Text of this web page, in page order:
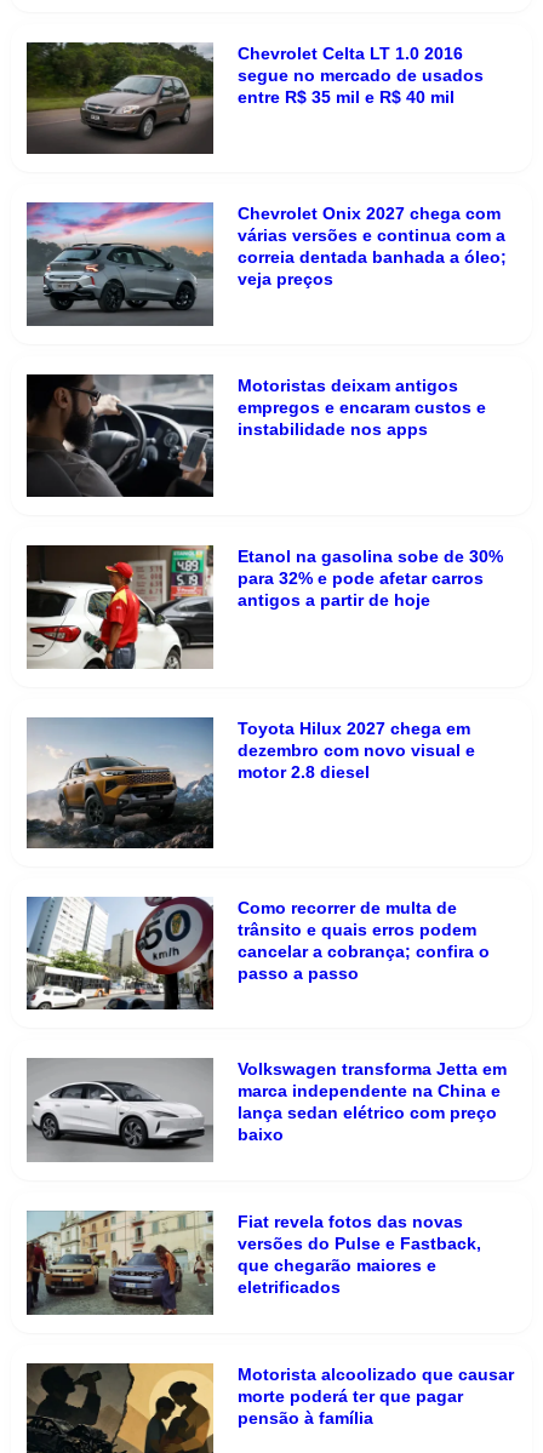
Chevrolet Celta LT 1.0 2016
segue no mercado de usados
entre R$ 35 mil e R$ 40 mil
Chevrolet Onix 2027 chega com
várias versões e continua com a
correia dentada banhada a óleo;
veja preços
Motoristas deixam antigos
empregos e encaram custos e
instabilidade nos apps
Etanol na gasolina sobe de 30%
para 32% e pode afetar carros
antigos a partir de hoje
Toyota Hilux 2027 chega em
dezembro com novo visual e
motor 2.8 diesel
Como recorrer de multa de
trânsito e quais erros podem
cancelar a cobrança; confira o
passo a passo
Volkswagen transforma Jetta em
marca independente na China e
lança sedan elétrico com preço
baixo
Fiat revela fotos das novas
versões do Pulse e Fastback,
que chegarão maiores e
eletrificados
Motorista alcoolizado que causar
morte poderá ter que pagar
pensão à família